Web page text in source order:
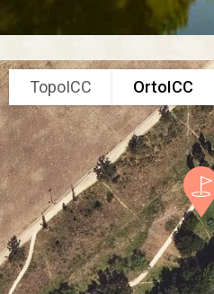
TopoICC OrtoICC